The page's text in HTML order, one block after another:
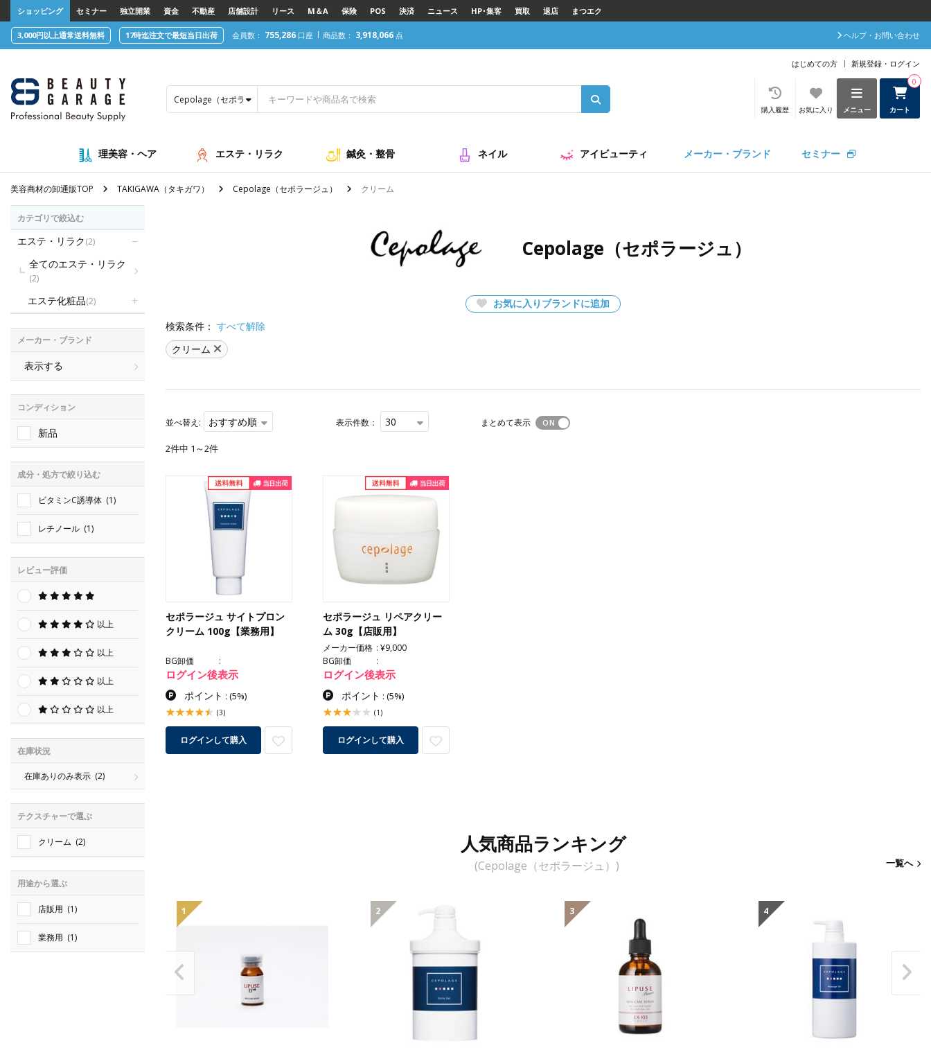
text.skipToContent
text.skipToNavigation
ショッピング セミナー 独立開業 資金 不動産 店舗設計 リース M＆A 保険 POS 決済 ニュース HP･集客 買取 退店 まつエク
3,000円以上通常送料無料 17時迄注文で最短当日出荷 会員数： 755,286 口座 商品数： 3,918,066 点 ヘルプ・お問い合わせ
はじめての方 新規登録・ログイン
カート
0
メニュー
お気に入り
購入履歴
Cepolage（セポラージュ）
理美容・ヘア エステ・リラク 鍼灸・整骨 ネイル アイビューティ メーカー・ブランド セミナー
美容商材の卸通販TOP TAKIGAWA（タキガワ） Cepolage（セポラージュ） クリーム
カテゴリで絞込む
エステ・リラク(2)
全てのエステ・リラク
(2)
エステ化粧品(2)
メーカー・ブランド
表示する
コンディション
新品
成分・処方で絞り込む
ビタミンC誘導体 (1)
レチノール (1)
レビュー評価
以上
以上
以上
以上
在庫状況
在庫ありのみ表示 (2)
テクスチャーで選ぶ
クリーム (2)
用途から選ぶ
店販用 (1)
業務用 (1)
Cepolage（セポラージュ）
お気に入りブランドに追加
検索条件： すべて解除
クリーム
並べ替え: おすすめ順 表示件数： 30 まとめて表示
2件中 1～2件
セポラージュ サイトプロン
クリーム 100g【業務用】
BG卸価
ログイン後表示
ポイント : (5%)
(3)
ログインして購入
セポラージュ リペアクリー
ム 30g【店販用】
メーカー価格
¥9,000
BG卸価
ログイン後表示
ポイント : (5%)
(1)
ログインして購入
人気商品ランキング
(Cepolage（セポラージュ）) 一覧へ
1 2 3 4